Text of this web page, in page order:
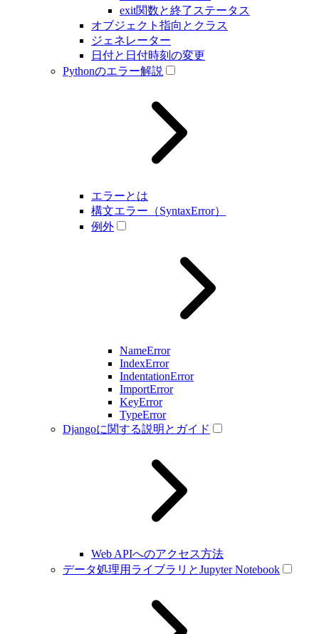
exit関数と終了ステータス
オブジェクト指向とクラス
ジェネレーター
日付と日付時刻の変更
Pythonのエラー解説
エラーとは
構文エラー（SyntaxError）
例外
NameError
IndexError
IndentationError
ImportError
KeyError
TypeError
Djangoに関する説明とガイド
Web APIへのアクセス方法
データ処理用ライブラリとJupyter Notebook